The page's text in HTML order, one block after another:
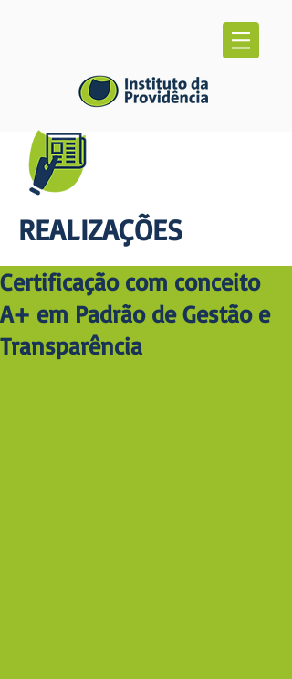
REALIZAÇÕES
Certificação com conceito
A+ em Padrão de Gestão e
Transparência